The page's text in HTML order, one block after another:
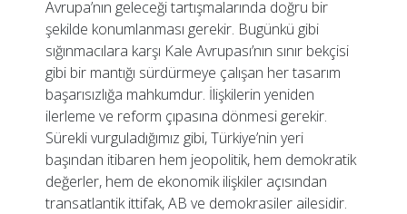
Avrupa’nın geleceği tartışmalarında doğru bir
şekilde konumlanması gerekir. Bugünkü gibi
sığınmacılara karşı Kale Avrupası’nın sınır bekçisi
gibi bir mantığı sürdürmeye çalışan her tasarım
başarısızlığa mahkumdur. İlişkilerin yeniden
ilerleme ve reform çıpasına dönmesi gerekir.
Sürekli vurguladığımız gibi, Türkiye’nin yeri
başından itibaren hem jeopolitik, hem demokratik
değerler, hem de ekonomik ilişkiler açısından
transatlantik ittifak, AB ve demokrasiler ailesidir.